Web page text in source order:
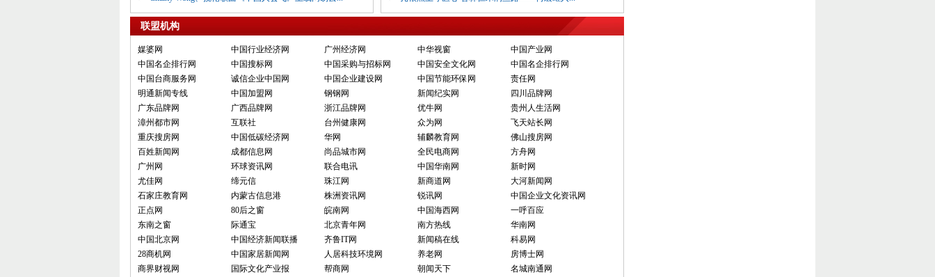
联盟机构
媒婆网 中国行业经济网 广州经济网 中华视窗
中国产业网
中国名企排行网
中国搜标网 中国采购与招标网 中国安全文化网
中国名企排行网
中国台商服务网
诚信企业中国网 中国企业建设网 中国节能环保网
责任网
明通新闻专线
中国加盟网 钢钢网 新闻纪实网
四川品牌网
广东品牌网
广西品牌网 浙江品牌网 优牛网
贵州人生活网
漳州都市网
互联社 台州健康网 众为网
飞天站长网
重庆搜房网
中国低碳经济网 华网 辅麟教育网
佛山搜房网
百姓新闻网
成都信息网 尚品城市网 全民电商网
方舟网
广州网
环球资讯网 联合电讯 中国华南网
新时网
尤佳网
缔元信 珠江网 新商道网
大河新闻网
石家庄教育网
内蒙古信息港 株洲资讯网 锐讯网
中国企业文化资讯网
正点网
80后之窗 皖南网 中国海西网
一呼百应
东南之窗
际通宝 北京青年网 南方热线
华南网
中国北京网
中国经济新闻联播 齐鲁IT网 新闻稿在线
科易网
28商机网
中国家居新闻网 人居科技环境网 养老网
房博士网
商界财视网
国际文化产业报 帮商网 朝闻天下
名城南通网